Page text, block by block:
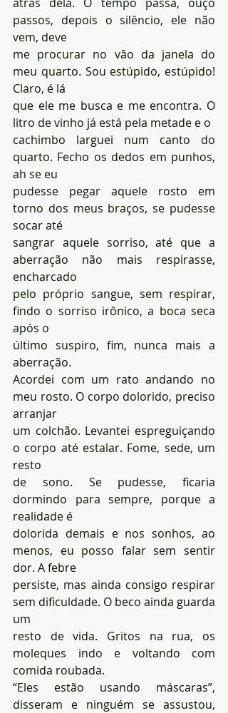
passos, depois o silêncio, ele não
vem, deve
me procurar no vão da janela do
meu quarto. Sou estúpido, estúpido!
Claro, é lá
que ele me busca e me encontra. O
litro de vinho já está pela metade e o
cachimbo larguei num canto do
quarto. Fecho os dedos em punhos,
ah se eu
pudesse pegar aquele rosto em
torno dos meus braços, se pudesse
socar até
sangrar aquele sorriso, até que a
aberração não mais respirasse,
encharcado
pelo próprio sangue, sem respirar,
findo o sorriso irônico, a boca seca
após o
último suspiro, fim, nunca mais a
aberração.
Acordei com um rato andando no
meu rosto. O corpo dolorido, preciso
arranjar
um colchão. Levantei espreguiçando
o corpo até estalar. Fome, sede, um
resto
de sono. Se pudesse, ficaria
dormindo para sempre, porque a
realidade é
dolorida demais e nos sonhos, ao
menos, eu posso falar sem sentir
dor. A febre
persiste, mas ainda consigo respirar
sem dificuldade. O beco ainda guarda
um
resto de vida. Gritos na rua, os
moleques indo e voltando com
comida roubada.
“Eles estão usando máscaras”,
disseram e ninguém se assustou,